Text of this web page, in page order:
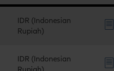
IDR (Indonesian
Rupiah)
IDR (Indonesian